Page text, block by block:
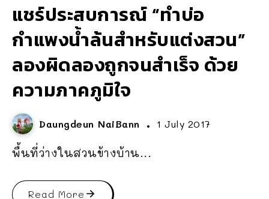
แชร์ประสบการณ์ “ทำบ่อ
กำแพงน้ำล้นสำหรับแต่งสวน”
ลองผิดลองถูกจนสำเร็จ ด้วย
ความภาคภูมิใจ
Daungdeun NaiBann 1 July 2017
พื้นที่ว่างในสวนข้างบ้าน...
Read More